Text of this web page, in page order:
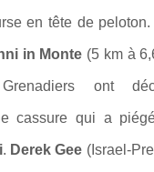
en tête de peloton.
in Monte (5 km à
ont
cassure qui a
. Derek Gee (Israel-